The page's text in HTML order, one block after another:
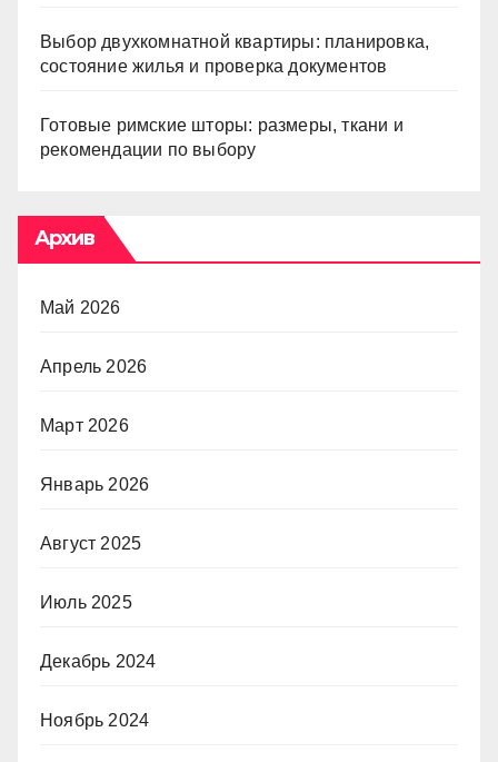
Выбор двухкомнатной квартиры: планировка,
состояние жилья и проверка документов
Готовые римские шторы: размеры, ткани и
рекомендации по выбору
Архив
Май 2026
Апрель 2026
Март 2026
Январь 2026
Август 2025
Июль 2025
Декабрь 2024
Ноябрь 2024